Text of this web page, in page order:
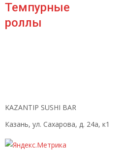
Темпурные
роллы
KAZANTIP SUSHI BAR
Казань, ул. Сахарова, д. 24а, к1